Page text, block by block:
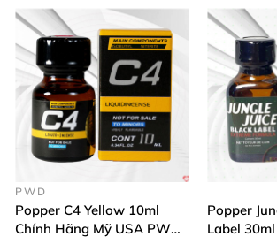
Chất Lượng Từ Thương Hiệu
Sản phẩm được nghiên cứuvà
đáp ứngmọi tiêu chuẩn chất
khe nhất.
Công thức độc quyền mang lại
màvẫn đảm
dụng đúng cách.
PWD
Popper C4 Yellow 10ml
Chính Hãng Mỹ USA PWD
Popper
Label